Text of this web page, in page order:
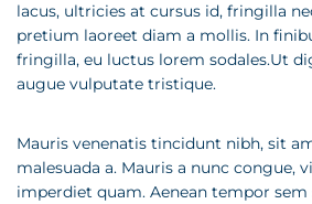
lacus, ultricies at cursus id, fringilla
pretium laoreet diam a mollis. In
fringilla, eu luctus lorem sodales.Ut
augue vulputate tristique.
Mauris venenatis tincidunt nibh, sit
malesuada a. Mauris a nunc congue,
imperdiet quam. Aenean tempor